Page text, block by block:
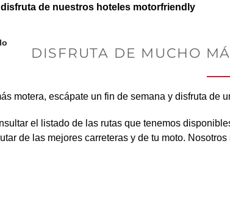
disfruta de nuestros hoteles motorfriendly
DISFRUTA DE MUCHO
motera, escápate un fin de semana y disfruta de
el listado de las rutas que tenemos
de las mejores carreteras y de tu moto.